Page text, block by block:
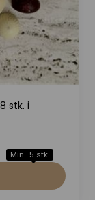
stk. i
Min. 5 stk.